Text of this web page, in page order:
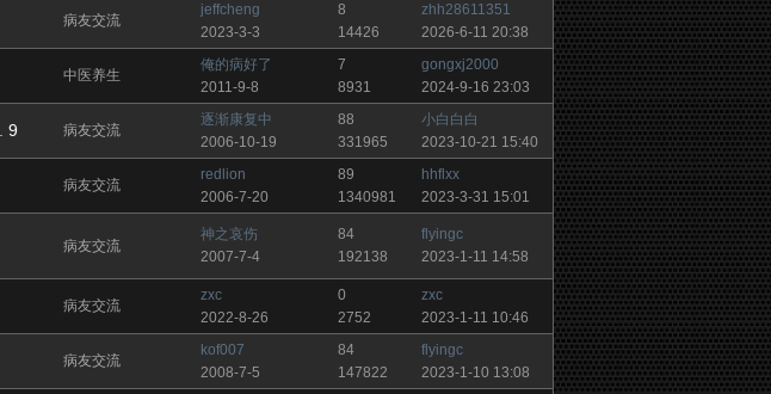
病友交流
jeffcheng
2023-3-3
8
14426
zhh28611351
2026-6-11 20:38
中医养生
俺的病好了
2011-9-8
7
8931
gongxj2000
2024-9-16 23:03
9 病友交流
逐渐康复中
2006-10-19
88
331965
小白白白
2023-10-21 15:40
病友交流
redlion
2006-7-20
89
1340981
hhflxx
2023-3-31 15:01
病友交流
神之哀伤
2007-7-4
84
192138
flyingc
2023-1-11 14:58
病友交流
zxc
2022-8-26
0
2752
zxc
2023-1-11 10:46
病友交流
kof007
2008-7-5
84
147822
flyingc
2023-1-10 13:08